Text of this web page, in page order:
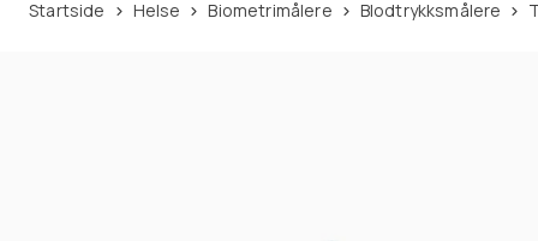
Startside Helse Biometrimålere Blodtrykksmålere